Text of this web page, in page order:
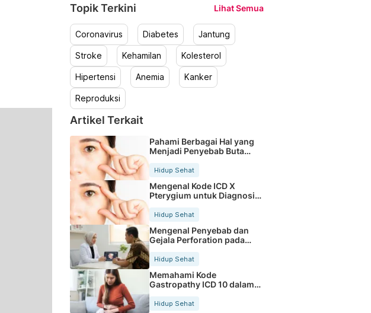
Topik Terkini Lihat Semua
Coronavirus Diabetes Jantung
Stroke Kehamilan Kolesterol
Hipertensi Anemia Kanker
Reproduksi
Artikel Terkait
Pahami Berbagai Hal yang
Menjadi Penyebab Buta
Hidup Sehat
Mengenal Kode ICD X
Pterygium untuk Diagnosis
Hidup Sehat
Mengenal Penyebab dan
Gejala Perforation pada
Tubuh
Hidup Sehat
Memahami Kode
Gastropathy ICD 10 dalam
Rekam Medis Pasien
Hidup Sehat